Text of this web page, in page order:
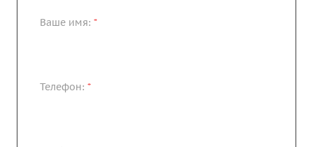
Ваше имя: *
Телефон: *